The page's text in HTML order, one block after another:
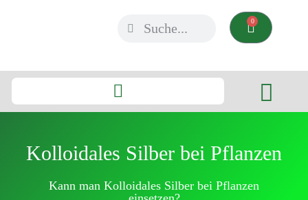
0
Kolloidales Silber bei Pflanzen
Kann man Kolloidales Silber bei Pflanzen